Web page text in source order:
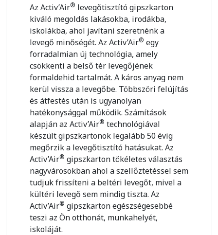
Az Activ’Air® levegőtisztító gipszkarton
kiváló megoldás lakásokba, irodákba,
iskolákba, ahol javítani szeretnénk a
levegő minőségét. Az Activ’Air® egy
forradalmian új technológia, amely
csökkenti a belső tér levegőjének
formaldehid tartalmát. A káros anyag nem
kerül vissza a levegőbe. Többszöri felújítás
és átfestés után is ugyanolyan
hatékonysággal működik. Számítások
alapján az Activ’Air® technológiával
készült gipszkartonok legalább 50 évig
megőrzik a levegőtisztító hatásukat. Az
Activ’Air® gipszkarton tökéletes választás
nagyvárosokban ahol a szellőztetéssel sem
tudjuk frissíteni a beltéri levegőt, mivel a
kültéri levegő sem mindig tiszta. Az
Activ’Air® gipszkarton egészségesebbé
teszi az Ön otthonát, munkahelyét,
iskoláját.